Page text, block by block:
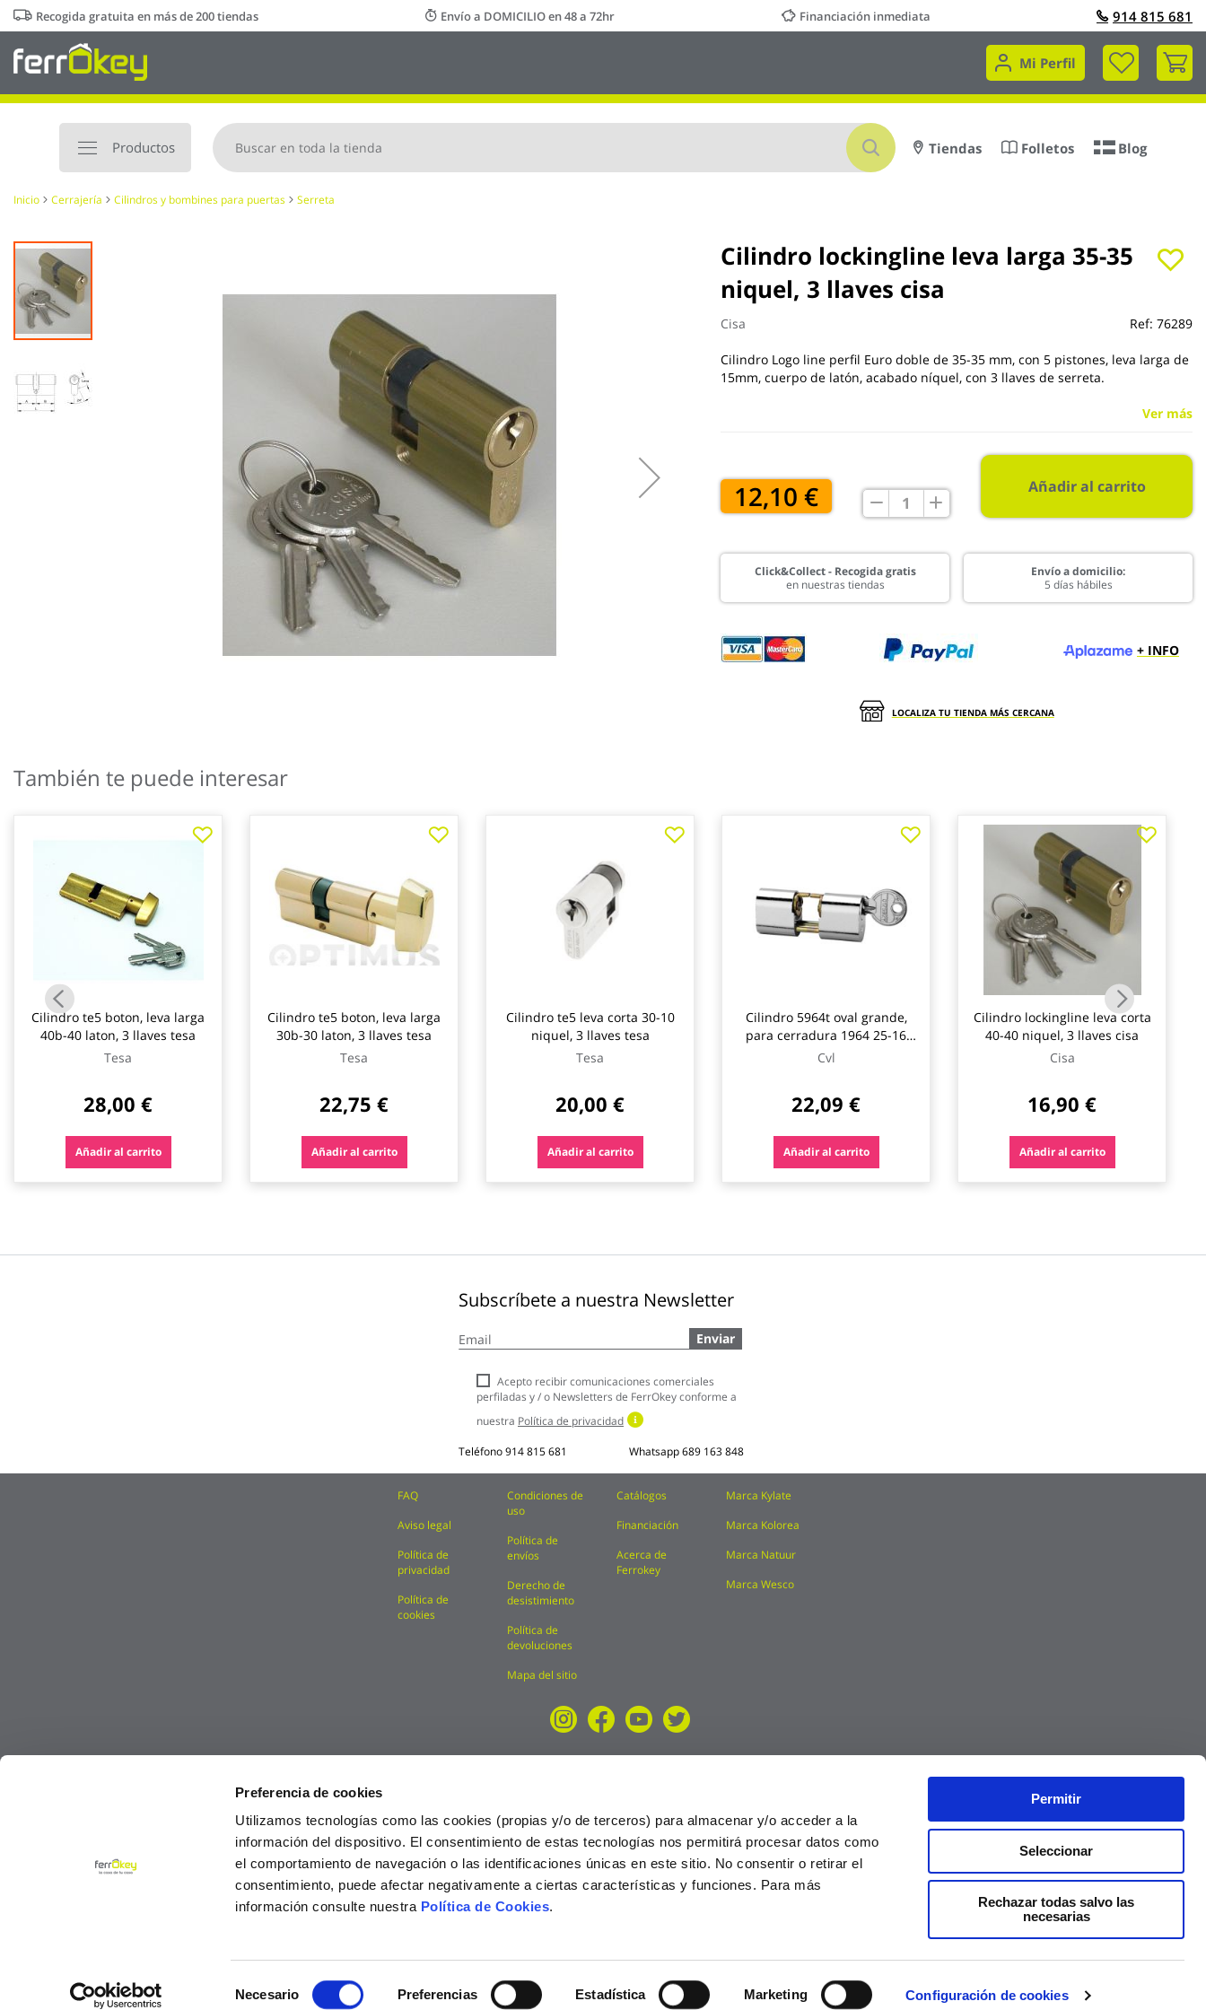
Preferencia de cookies
Utilizamos tecnologías como las cookies (propias y/o de terceros) para almacenar y/o acceder a la
información del dispositivo. El consentimiento de estas tecnologías nos permitirá procesar datos como
el comportamiento de navegación o las identificaciones únicas en este sitio. No consentir o retirar el
consentimiento, puede afectar negativamente a ciertas características y funciones. Para más
información consulte nuestra Política de Cookies.
Necesario Preferencias Estadística Marketing Configuración de cookies
Permitir
Seleccionar
Rechazar todas salvo las
necesarias
Ir
al
contenido
Recogida gratuita en más de 200 tiendas Envío a DOMICILIO en 48 a 72hr Financiación inmediata 914 815 681
Mi Perfil
Mi
Productos
Buscar
Tiendas Folletos Blog
Inicio Cerrajería Cilindros y bombines para puertas Serreta
Cilindro lockingline leva larga 35-35
niquel, 3 llaves cisa
Cisa Ref: 76289
Cilindro Logo line perfil Euro doble de 35-35 mm, con 5 pistones, leva larga de
15mm, cuerpo de latón, acabado níquel, con 3 llaves de serreta.
Ver más
12,10 € Añadir al carrito
Click&Collect - Recogida gratis
en nuestras tiendas
Envío a domicilio:
5 días hábiles
+ INFO
LOCALIZA TU TIENDA MÁS CERCANA
Saltar
final
de
galería
imágenes
de
También te puede interesar
Cilindro te5 boton, leva larga
40b-40 laton, 3 llaves tesa
Tesa
28,00 €
Añadir al carrito
Cilindro te5 boton, leva larga
30b-30 laton, 3 llaves tesa
Tesa
22,75 €
Añadir al carrito
Cilindro te5 leva corta 30-10
niquel, 3 llaves tesa
Tesa
20,00 €
Añadir al carrito
Cilindro 5964t oval grande,
para cerradura 1964 25-16
niquel, 3 llaves cvl
Cvl
22,09 €
Añadir al carrito
Cilindro lockingline leva corta
40-40 niquel, 3 llaves cisa
Cisa
16,90 €
Añadir al carrito
Subscríbete a nuestra Newsletter
a
boletín
noticias:
Enviar
Acepto recibir comunicaciones comerciales
perfiladas y / o Newsletters de FerrOkey conforme a
nuestra Política de privacidad
Teléfono914 815 681 Whatsapp689 163 848
FAQ
Aviso legal
Política de
privacidad
Política de
cookies
Condiciones de
uso
Política de
envíos
Derecho de
desistimiento
Política de
devoluciones
Mapa del sitio
Catálogos
Financiación
Acerca de
Ferrokey
Marca Kylate
Marca Kolorea
Marca Natuur
Marca Wesco
© Ferrokey todos los derechos reservados 2025 Precios válidos solo en la web, no en tienda